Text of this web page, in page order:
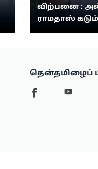
விற்பனை :
ராமதாஸ் கடும்
தென்தமிழைப்